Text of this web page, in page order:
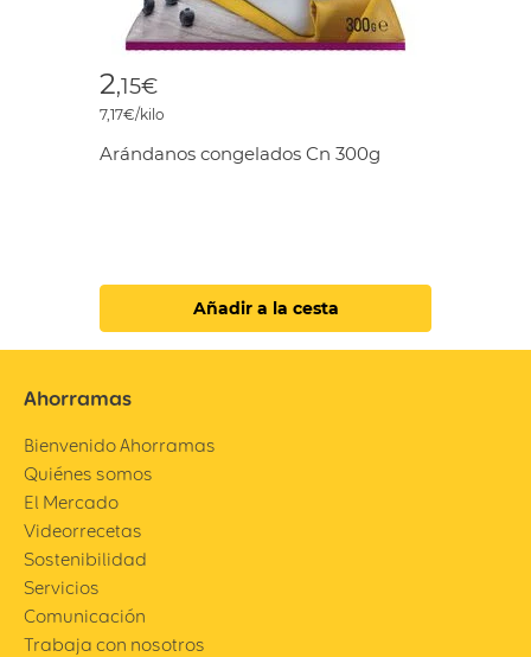
2,15€
7,17€/kilo
Arándanos congelados Cn 300g
Añadir a la cesta
Ahorramas
Bienvenido Ahorramas
Quiénes somos
El Mercado
Videorrecetas
Sostenibilidad
Servicios
Comunicación
Trabaja con nosotros